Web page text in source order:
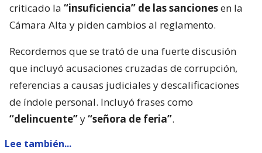
criticado la “insuficiencia” de las sancionesen la
Cámara Alta y piden cambios al reglamento.
Recordemos que se trató de una fuerte discusión
que incluyó acusaciones cruzadas de corrupción,
referencias a causas judiciales y descalificaciones
de índole personal. Incluyó frases como
“delincuente”y“señora de feria”.
Lee también...